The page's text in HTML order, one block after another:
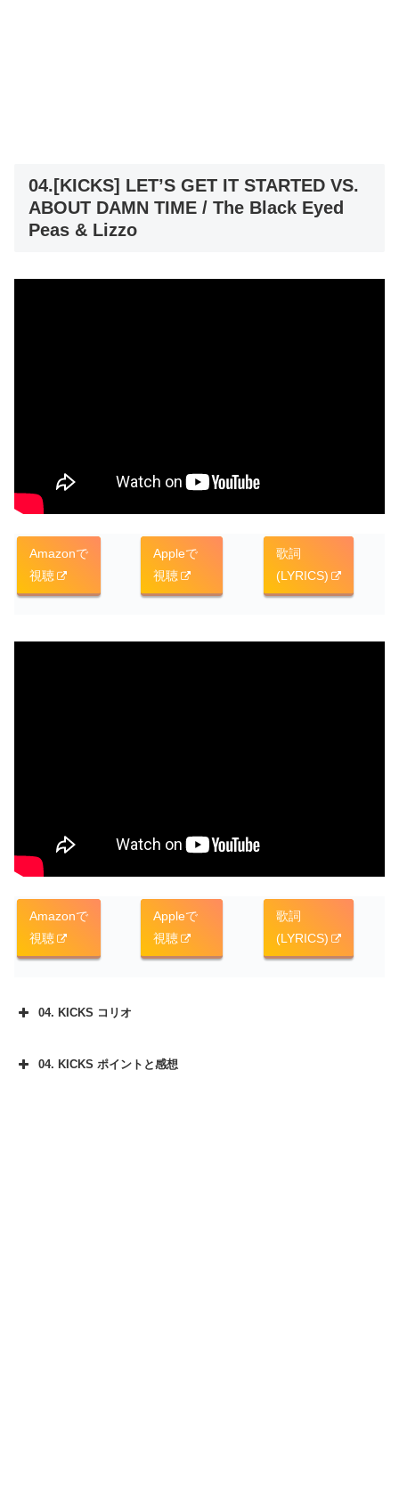
04.[KICKS] LET’S GET IT STARTED VS.
ABOUT DAMN TIME / The Black Eyed
Peas & Lizzo
Amazonで
視聴
Appleで
視聴
歌詞
(LYRICS)
Amazonで
視聴
Appleで
視聴
歌詞
(LYRICS)
04. KICKS コリオ
04. KICKS ポイントと感想